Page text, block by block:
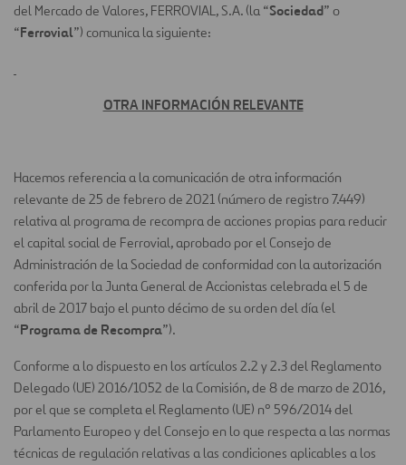
del Mercado de Valores, FERROVIAL, S.A. (la “Sociedad” o
“Ferrovial”) comunica la siguiente:
OTRA INFORMACIÓN RELEVANTE
Hacemos referencia a la comunicación de otra información
relevante de 25 de febrero de 2021 (número de registro 7.449)
relativa al programa de recompra de acciones propias para reducir
el capital social de Ferrovial, aprobado por el Consejo de
Administración de la Sociedad de conformidad con la autorización
conferida por la Junta General de Accionistas celebrada el 5 de
abril de 2017 bajo el punto décimo de su orden del día (el
“Programa de Recompra”).
Conforme a lo dispuesto en los artículos 2.2 y 2.3 del Reglamento
Delegado (UE) 2016/1052 de la Comisión, de 8 de marzo de 2016,
por el que se completa el Reglamento (UE) nº 596/2014 del
Parlamento Europeo y del Consejo en lo que respecta a las normas
técnicas de regulación relativas a las condiciones aplicables a los